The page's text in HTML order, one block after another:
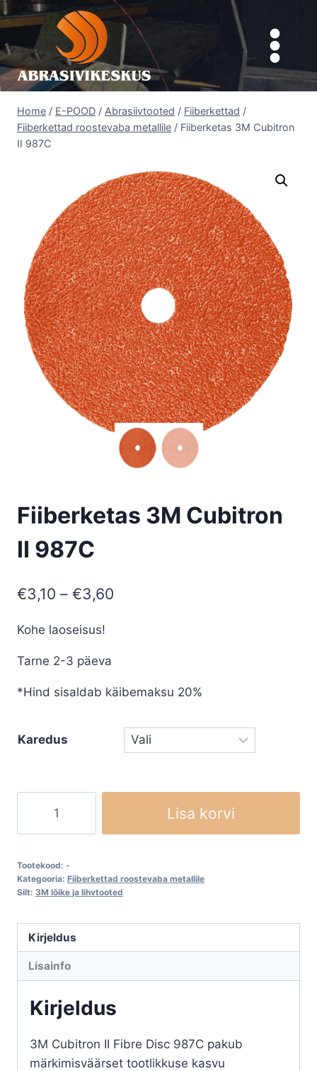
Skip
to
content
Home / E-POOD / Abrasiivtooted / Fiiberkettad /
Fiiberkettad roostevaba metallile / Fiiberketas 3M Cubitron
II 987C
Fiiberketas 3M Cubitron
II 987C
€3,10 – €3,60
€3,60
Kohe laoseisus!
Tarne 2-3 päeva
*Hind sisaldab käibemaksu 20%
Karedus
Cubitron
987C
kogus
Lisa korvi
Tootekood: -
Kategooria: Fiiberkettad roostevaba metallile
Silt: 3M lõike ja lihvtooted
Kirjeldus
Lisainfo
Kirjeldus
3M Cubitron II Fibre Disc 987C pakub
märkimisväärset tootlikkuse kasvu